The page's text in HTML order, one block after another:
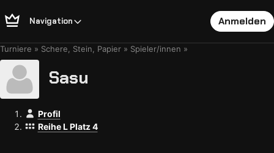
Navigation Anmelden
Turniere Schere, Stein, Papier Spieler/innen
Sasu
Profil
Reihe L Platz 4